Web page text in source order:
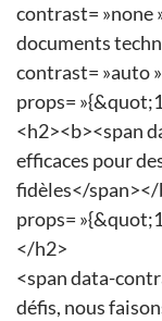
contrast= »none
documents
contrast= »auto
props=
<h2><b><span
efficaces pour
fidèles</
props=
</h2>
<span data-
défis, nous